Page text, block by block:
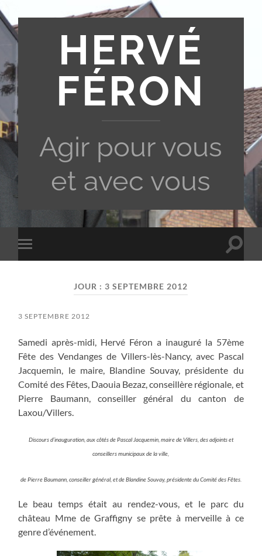
HERVÉ
FÉRON
Agir pour vous
et avec vous
Toggle
mobile
Toggle
JOUR :3 SEPTEMBRE 2012
3 SEPTEMBRE 2012
Samedi après-midi, Hervé Féron a inauguré la 57ème
Fête des Vendanges de Villers-lès-Nancy, avec Pascal
Jacquemin, le maire, Blandine Souvay, présidente du
Comité des Fêtes, Daouia Bezaz, conseillère régionale, et
Pierre Baumann, conseiller général du canton de
Laxou/Villers.
Discours d’inauguration, aux côtés de Pascal Jacquemin, maire de Villers, des adjoints et
conseillers municipaux de la ville,
de Pierre Baumann, conseiller général, et de Blandine Souvay, présidente du Comité des Fêtes.
Le beau temps était au rendez-vous, et le parc du
château Mme de Graffigny se prête à merveille à ce
genre d’événement.